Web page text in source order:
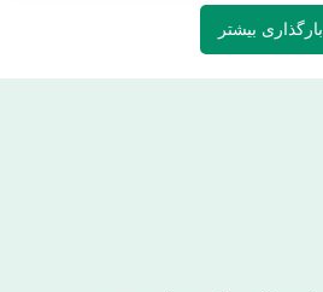
بارگذاری بیشتر